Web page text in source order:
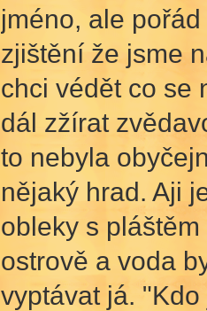
jméno, ale
zjištění že jsme
chci védět co se
dál zžírat
to nebyla
nějaký hrad. Aji
obleky s
ostrově a voda
vyptávat já.